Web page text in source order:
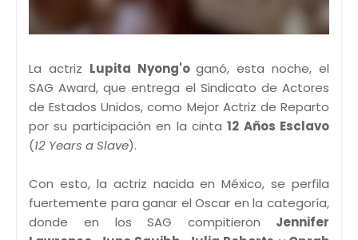
La actriz Lupita Nyong'oganó, esta noche, el
SAG Award, que entrega el Sindicato de Actores
de Estados Unidos, como Mejor Actriz de Reparto
por su participación en la cinta12 Años Esclavo
(12 Years a Slave).
Con esto, la actriz nacida en México, se perfila
fuertemente para ganar el Oscar en la categoría,
donde en los SAG compitieron Jennifer